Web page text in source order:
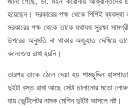
হয়েছেন। সরকারের পক্ষ থেকে পিপিই
সরকারের পক্ষ থেকে তাকে যথাযথ সুরক্ষা
উপরের অনুমতি না থাকার অজুহাত দেখিয়ে
কলেজেও রাখা হয়নি।
তারপর তাকে ঠেলে দেয়া হয় শামছুদ্দিন
দুইটা বস্ত রাখা আছে সেটা চালানোর মতো
যায় ভেন্টিলেটর নামক মেশিন দুইটা আসলে নষ্ট।